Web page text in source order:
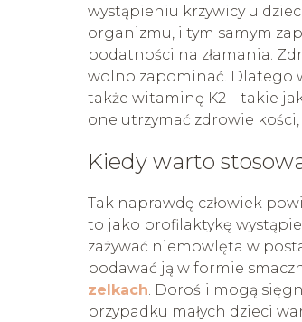
wystąpieniu krzywicy u
organizmu, i tym samym
podatności na złamania.
wolno zapominać. Dlatego
także witaminę K2 – takie
one utrzymać zdrowie
Kiedy warto
Tak naprawdę człowiek
to jako profilaktykę
zażywać niemowlęta w
podawać ją w formie
zelkach. Dorośli mogą
przypadku małych dzieci